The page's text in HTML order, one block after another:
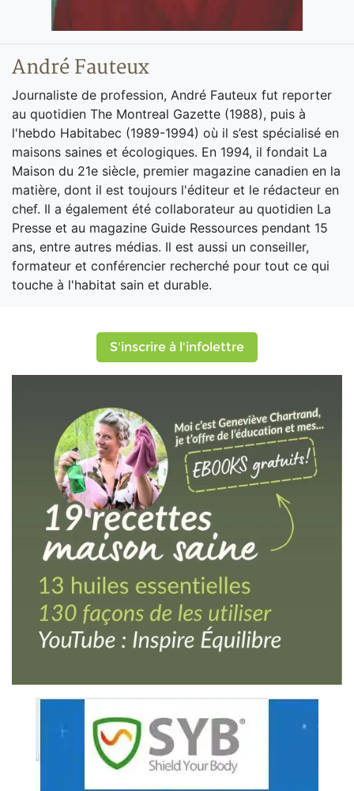
André Fauteux
Journaliste de profession, André Fauteux fut reporter
au quotidien The Montreal Gazette (1988), puis à
l'hebdo Habitabec (1989-1994) où il s’est spécialisé en
maisons saines et écologiques. En 1994, il fondait La
Maison du 21e siècle, premier magazine canadien en la
matière, dont il est toujours l'éditeur et le rédacteur en
chef. Il a également été collaborateur au quotidien La
Presse et au magazine Guide Ressources pendant 15
ans, entre autres médias. Il est aussi un conseiller,
formateur et conférencier recherché pour tout ce qui
touche à l'habitat sain et durable.
S'inscrire à l'infolettre